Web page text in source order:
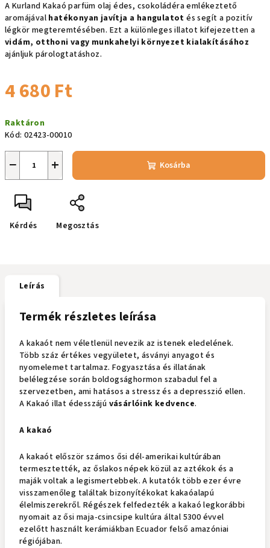
A Kurland Kakaó parfüm olaj édes, csokoládéra emlékeztető
aromájával hatékonyan javítja a hangulatot és segít a pozitív
légkör megteremtésében. Ezt a különleges illatot kifejezetten a
vidám, otthoni vagy munkahelyi környezet kialakításához
ajánljuk párologtatáshoz.
4 680 Ft
Raktáron
Kód: 02423-00010
+
− Kosárba
Kérdés Megosztás
Leírás
Termék részletes leírása
A kakaót nem véletlenül nevezik az istenek eledelének.
Több száz értékes vegyületet, ásványi anyagot és
nyomelemet tartalmaz. Fogyasztása és illatának
belélegzése során boldogsághormon szabadul fel a
szervezetben, ami hatásos a stressz és a depresszió ellen.
A Kakaó illat édesszájú vásárlóink kedvence.
A kakaó
A kakaót először számos ősi dél-amerikai kultúrában
termesztették, az őslakos népek közül az aztékok és a
maják voltak a legismertebbek. A kutatók több ezer évre
visszamenőleg találtak bizonyítékokat kakaóalapú
élelmiszerekről. Régészek felfedezték a kakaó legkorábbi
nyomait az ősi maja-csincsipe kultúra által 5300 évvel
ezelőtt használt kerámiákban Ecuador felső amazóniai
régiójában.